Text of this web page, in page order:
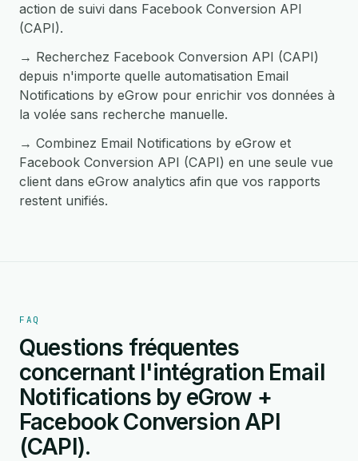
action de suivi dans Facebook Conversion API
(CAPI).
→ Recherchez Facebook Conversion API (CAPI)
depuis n'importe quelle automatisation Email
Notifications by eGrow pour enrichir vos données à
la volée sans recherche manuelle.
→ Combinez Email Notifications by eGrow et
Facebook Conversion API (CAPI) en une seule vue
client dans eGrow analytics afin que vos rapports
restent unifiés.
FAQ
Questions fréquentes
concernant l'intégration Email
Notifications by eGrow +
Facebook Conversion API
(CAPI).